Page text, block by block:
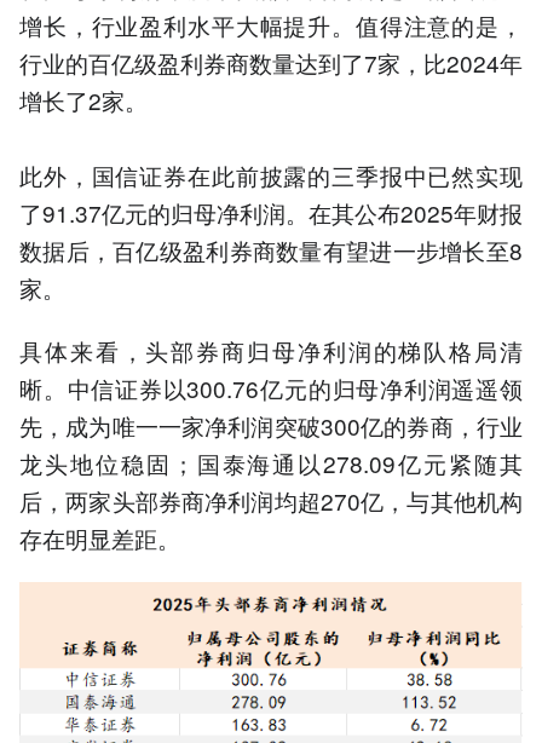
增长，行业盈利水平大幅提升。值得注意的是，
行业的百亿级盈利券商数量达到了7家，比2024年
增长了2家。
此外，国信证券在此前披露的三季报中已然实现
了91.37亿元的归母净利润。在其公布2025年财报
数据后，百亿级盈利券商数量有望进一步增长至8
家。
具体来看，头部券商归母净利润的梯队格局清
晰。中信证券以300.76亿元的归母净利润遥遥领
先，成为唯一一家净利润突破300亿的券商，行业
龙头地位稳固；国泰海通以278.09亿元紧随其
后，两家头部券商净利润均超270亿，与其他机构
存在明显差距。